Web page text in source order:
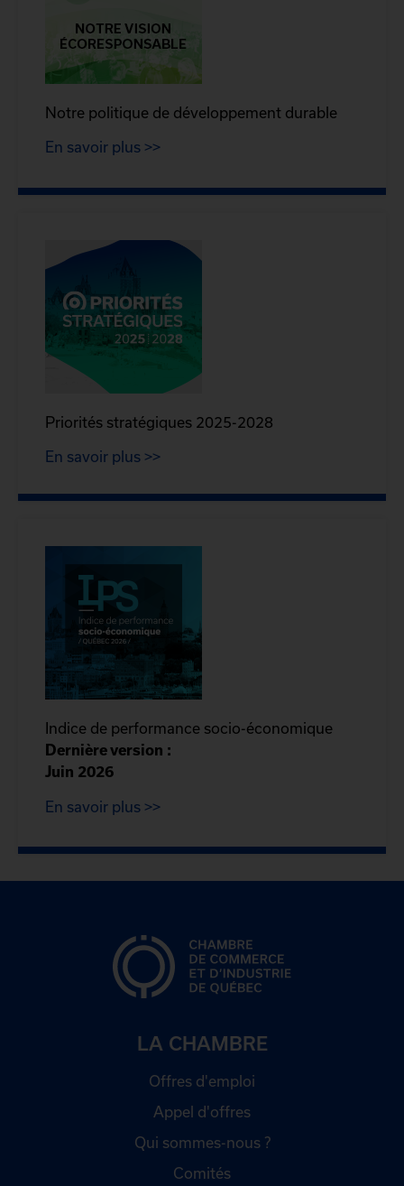
Notre politique de développement durable
En savoir plus >>
Priorités stratégiques 2025-2028
En savoir plus >>
Indice de performance socio-économique
Dernière version :
Juin 2026
En savoir plus >>
commerce de Québec
LA CHAMBRE
Offres d'emploi
Appel d'offres
Qui sommes-nous ?
Comités